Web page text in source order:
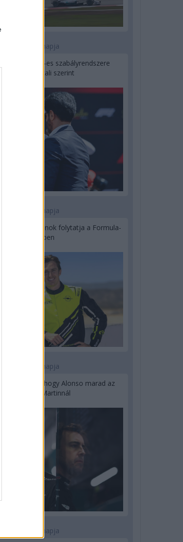
2 napja
a jövő F1-es szabályrendszere
Domenicali szerint
2 napja
F2-es bajnok folytatja a Formula-
E-ben
2 napja
benne, hogy Alonso marad az
Aston Martinnál
3 napja